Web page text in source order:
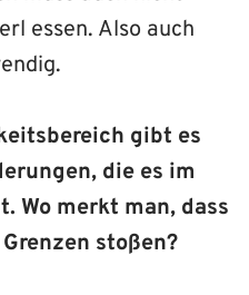
essen. Also auch
gibt es
die es im
Wo merkt man, dass
stoßen?